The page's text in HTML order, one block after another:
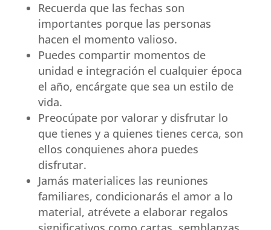
Recuerda que las fechas son
importantes porque las personas
hacen el momento valioso.
Puedes compartir momentos de
unidad e integración el cualquier época
el año, encárgate que sea un estilo de
vida.
Preocúpate por valorar y disfrutar lo
que tienes y a quienes tienes cerca, son
ellos conquienes ahora puedes
disfrutar.
Jamás materialices las reuniones
familiares, condicionarás el amor a lo
material, atrévete a elaborar regalos